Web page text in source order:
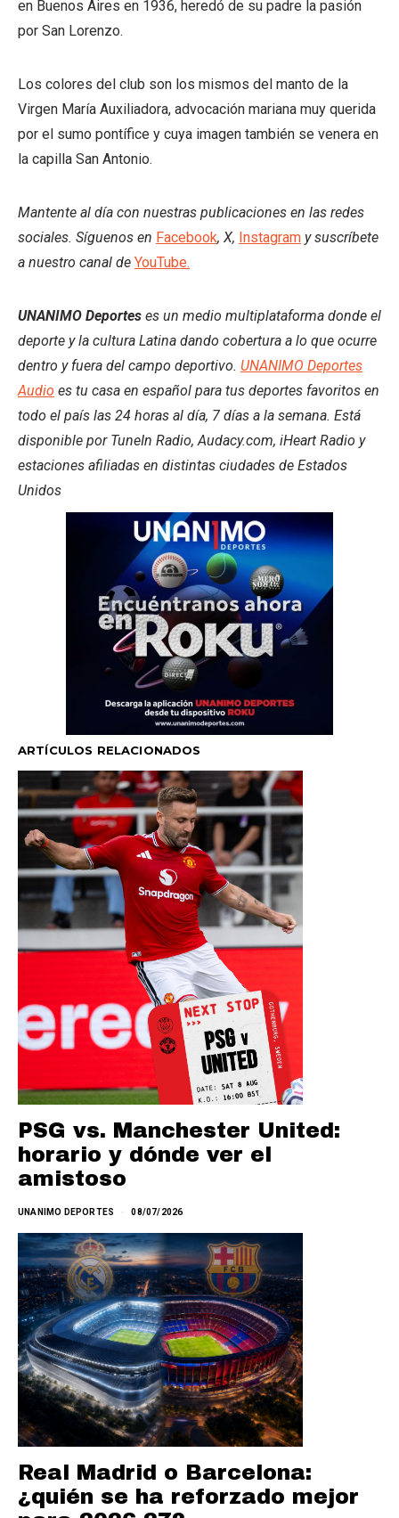
en Buenos Aires en 1936, heredó de su padre la pasión
por San Lorenzo.
Los colores del club son los mismos del manto de la
Virgen María Auxiliadora, advocación mariana muy querida
por el sumo pontífice y cuya imagen también se venera en
la capilla San Antonio.
Mantente al día con nuestras publicaciones en las redes
sociales. Síguenos en Facebook, X, Instagram y suscríbete
a nuestro canal de YouTube.
UNANIMO Deportes es un medio multiplataforma donde el
deporte y la cultura Latina dando cobertura a lo que ocurre
dentro y fuera del campo deportivo. UNANIMO Deportes
Audio es tu casa en español para tus deportes favoritos en
todo el país las 24 horas al día, 7 días a la semana. Está
disponible por TuneIn Radio, Audacy.com, iHeart Radio y
estaciones afiliadas en distintas ciudades de Estados
Unidos
ARTÍCULOS RELACIONADOS
PSG vs. Manchester United:
horario y dónde ver el
amistoso
UNANIMO DEPORTES 08/07/2026
Real Madrid o Barcelona:
¿quién se ha reforzado mejor